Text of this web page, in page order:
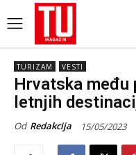
TURIZAM VESTI
Hrvatska
letnjih
Od Redakcija 15/05/2023